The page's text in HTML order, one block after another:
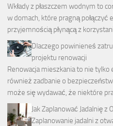
Wkłady z płaszczem wodnym to
w domach, które pragną
przyjemnością płynącą z
Dlaczego powinieneś
projektu renowacji
Renowacja mieszkania to nie tylko
również zadbanie o
może się wydawać, że niektóre
Jak Zaplanować Jadalnię z
Zaplanowanie jadalni z